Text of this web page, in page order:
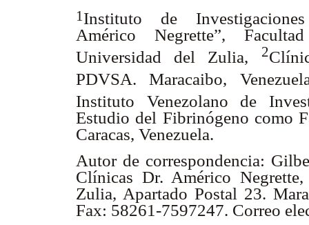
1 Instituto de
Américo Negrette”,
Universidad del Zulia,
2
PDVSA. Maracaibo,
Instituto Venezolano de
Estudio del Fibrinógeno como
Caracas, Venezuela.
Autor de correspondencia:
Clínicas Dr. Américo
Zulia, Apartado Postal 23.
Fax: 58261-7597247. Correo